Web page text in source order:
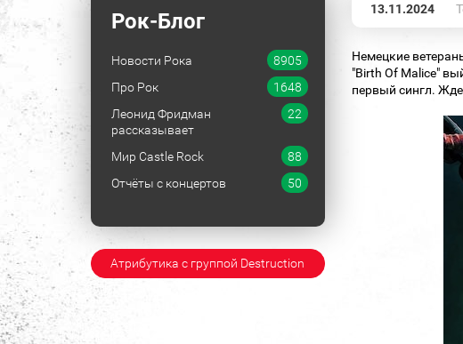
Рок-Блог
Новости Рока
8905
Про Рок
1648
Леонид Фридман
рассказывает
22
Мир Castle Rock
88
Отчёты с концертов
50
Атрибутика с группой Destruction
13.11.2024
Немецкие
"Birth Of Malice"
первый сингл.